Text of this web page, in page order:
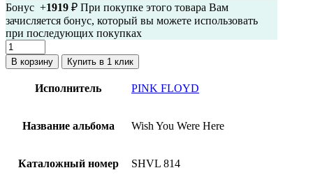
Бонус +1919 ₽ При покупке этого товара Вам
зачисляется бонус, который вы можете использовать
при последующих покупках
Количество
товара
Pink
You
Were
(Винил,
Промо-
В корзину Купить в 1 клик
Исполнитель PINK FLOYD
Название альбома Wish You Were Here
Каталожный номер SHVL 814